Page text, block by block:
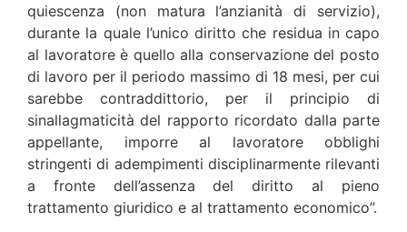
quiescenza (non matura l’anzianità di servizio),
durante la quale l’unico diritto che residua in capo
al lavoratore è quello alla conservazione del posto
di lavoro per il periodo massimo di 18 mesi, per cui
sarebbe contraddittorio, per il principio di
sinallagmaticità del rapporto ricordato dalla parte
appellante, imporre al lavoratore obblighi
stringenti di adempimenti disciplinarmente rilevanti
a fronte dell’assenza del diritto al pieno
trattamento giuridico e al trattamento economico”.